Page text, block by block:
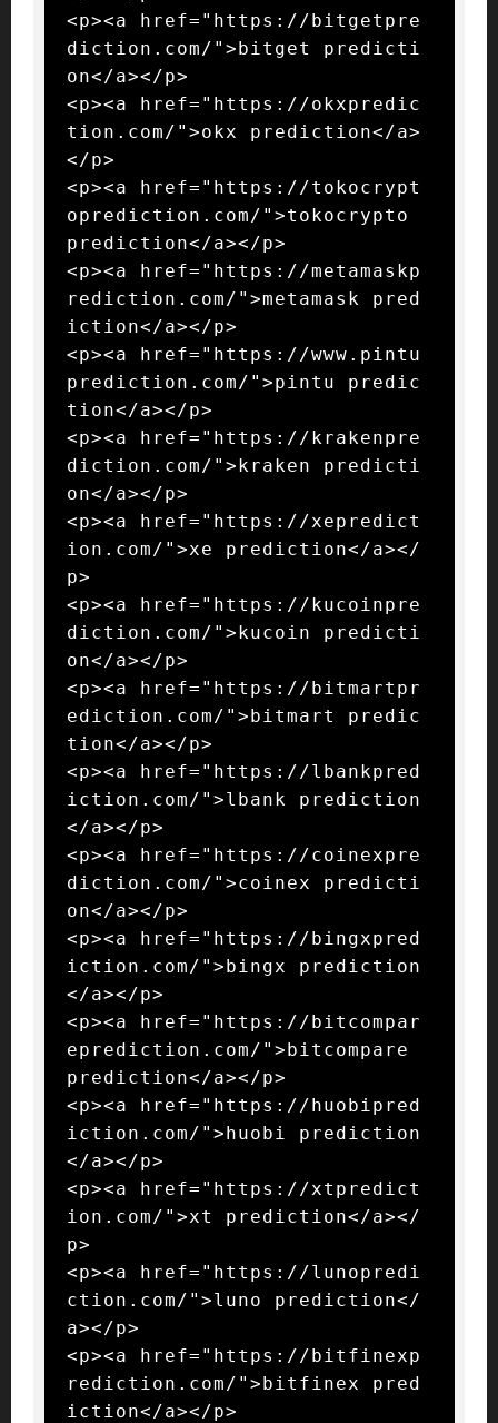
<p><a href="https://bitgetpre
diction.com/">bitget predicti
on</a></p>
<p><a href="https://okxpredic
tion.com/">okx prediction</a>
</p>
<p><a href="https://tokocrypt
oprediction.com/">tokocrypto
prediction</a></p>
<p><a href="https://metamaskp
rediction.com/">metamask pred
iction</a></p>
<p><a href="https://www.pintu
prediction.com/">pintu predic
tion</a></p>
<p><a href="https://krakenpre
diction.com/">kraken predicti
on</a></p>
<p><a href="https://xepredict
ion.com/">xe prediction</a></
p>
<p><a href="https://kucoinpre
diction.com/">kucoin predicti
on</a></p>
<p><a href="https://bitmartpr
ediction.com/">bitmart predic
tion</a></p>
<p><a href="https://lbankpred
iction.com/">lbank prediction
</a></p>
<p><a href="https://coinexpre
diction.com/">coinex predicti
on</a></p>
<p><a href="https://bingxpred
iction.com/">bingx prediction
</a></p>
<p><a href="https://bitcompar
eprediction.com/">bitcompare
prediction</a></p>
<p><a href="https://huobipred
iction.com/">huobi prediction
</a></p>
<p><a href="https://xtpredict
ion.com/">xt prediction</a></
p>
<p><a href="https://lunopredi
ction.com/">luno prediction</
a></p>
<p><a href="https://bitfinexp
rediction.com/">bitfinex pred
iction</a></p>